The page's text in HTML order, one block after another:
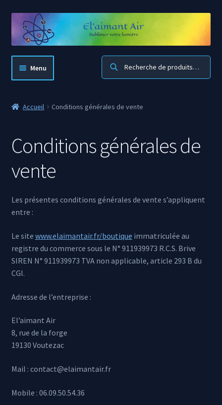
la
navigation
contenu
Recherche
Menu
Mon compte
Panier
Blog
Accueil Conditions générales de vente
Conditions générales de
vente
Les présentes conditions générales de vente s’appliquent
entre :
Le site www.elaimantair.fr/boutique immatriculée au
registre du commerce sous le N° 911939973 R.C.S. Brive
SIREN N° 911939973 TVA non applicable, article 293 B du
CGI.
Adresse de l’entreprise :
El’aimant Air
8, rue de la forge
19130 Voutezac
Mail : contact@elaimantair.fr
Mobile : 06.09.50.54.36